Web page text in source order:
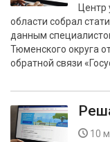
Центр
области собрал
данным
Тюменского округа
обратной связи
10